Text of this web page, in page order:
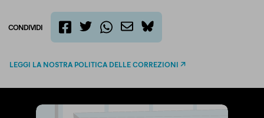
CONDIVIDI
bluesky
LEGGI LA NOSTRA POLITICA DELLE CORREZIONI